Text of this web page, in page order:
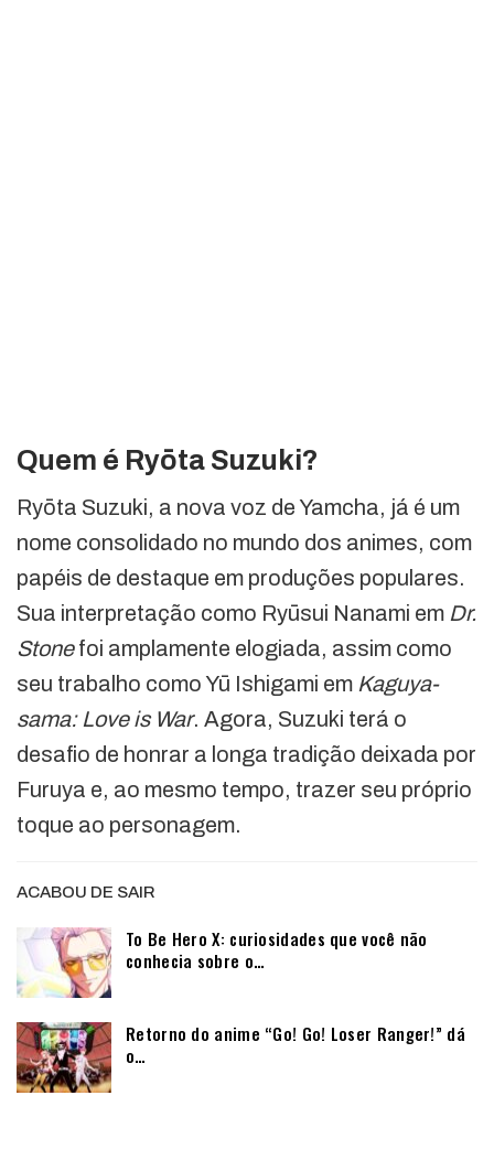
Quem é Ryōta Suzuki?
Ryōta Suzuki, a nova voz de Yamcha, já é um
nome consolidado no mundo dos animes, com
papéis de destaque em produções populares.
Sua interpretação como Ryūsui Nanami em Dr.
Stonefoi amplamente elogiada, assim como
seu trabalho como Yū Ishigami em Kaguya-
sama: Love is War. Agora, Suzuki terá o
desafio de honrar a longa tradição deixada por
Furuya e, ao mesmo tempo, trazer seu próprio
toque ao personagem.
ACABOU DE SAIR
To Be Hero X: curiosidades que você não
conhecia sobre o…
Retorno do anime “Go! Go! Loser Ranger!” dá
o…